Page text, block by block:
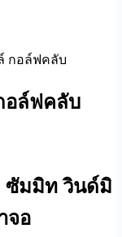
กอล์ฟคลับ
อล์ฟคลับ
ซัมมิท วินด์มิ
จอ